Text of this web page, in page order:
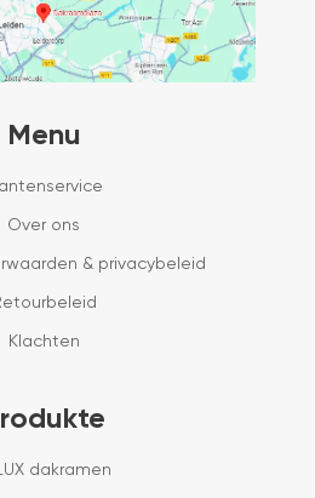
Menu
Over ons
& privacybeleid
Klachten
dakramen